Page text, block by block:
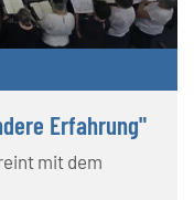
Erfahrung"
mit dem